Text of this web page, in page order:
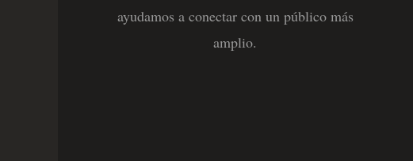
ayudamos a conectar con un público más
amplio.